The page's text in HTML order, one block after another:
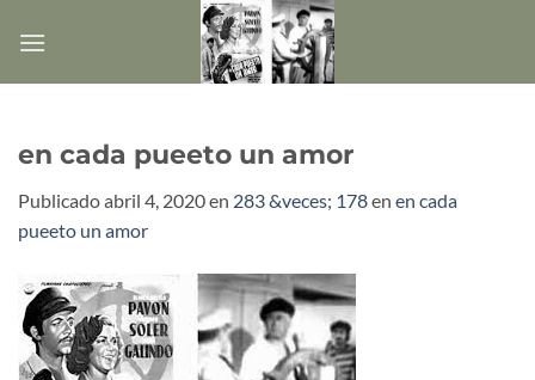
en cada pueeto un amor
Publicadoabril 4, 2020en 283 &veces; 178en en cada
pueeto un amor